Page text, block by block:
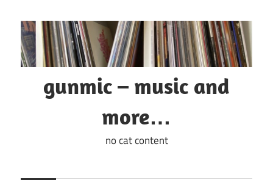
Inhalt
springen
gunmic – music and
more…
no cat content